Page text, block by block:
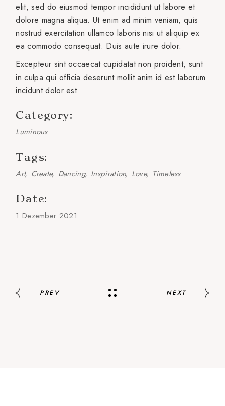
elit, sed do eiusmod tempor incididunt ut labore et
dolore magna aliqua. Ut enim ad minim veniam, quis
nostrud exercitation ullamco laboris nisi ut aliquip ex
ea commodo consequat. Duis aute irure dolor.
Excepteur sint occaecat cupidatat non proident, sunt
in culpa qui officia deserunt mollit anim id est laborum
incidunt dolor est.
Category:
Luminous
Tags:
Art Create Dancing Inspiration Love Timeless
Date:
1 Dezember 2021
PREV NEXT